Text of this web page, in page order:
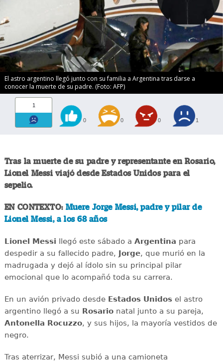
El astro argentino llegó junto con su familia a Argentina tras darse a
conocer la muerte de su padre. (Foto: AFP)
1
0 0 0 1
Tras la muerte de su padre y representante en Rosario,
Lionel Messiviajó desde Estados Unidos para el
sepelio.
EN CONTEXTO: Muere Jorge Messi, padre y pilar de
Lionel Messi, a los 68 años
Lionel Messi llegó este sábado a Argentina para
despedir a su fallecido padre, Jorge, que murió en la
madrugada y dejó al ídolo sin su principal pilar
emocional que lo acompañó toda su carrera.
En un avión privado desdeEstados Unidosel astro
argentino llegó a su Rosarionatal junto a su pareja,
Antonella Rocuzzo, y sus hijos, la mayoría vestidos de
negro.
Tras aterrizar, Messi subió a una camioneta